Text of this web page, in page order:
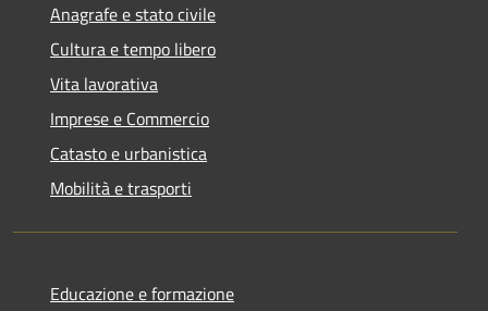
Anagrafe e stato civile
Cultura e tempo libero
Vita lavorativa
Imprese e Commercio
Catasto e urbanistica
Mobilità e trasporti
Educazione e formazione